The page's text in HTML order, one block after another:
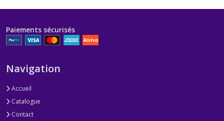
Paiements sécurisés
Navigation
Accueil
Catalogue
Contact